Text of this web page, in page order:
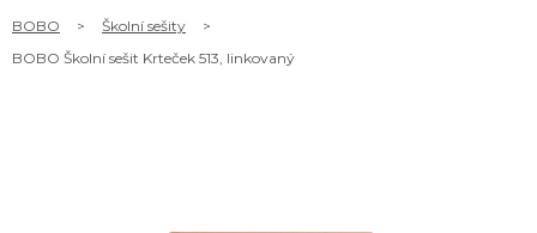
BOBO > Školní sešity
>
BOBO Školní sešit Krteček 513, linkovaný